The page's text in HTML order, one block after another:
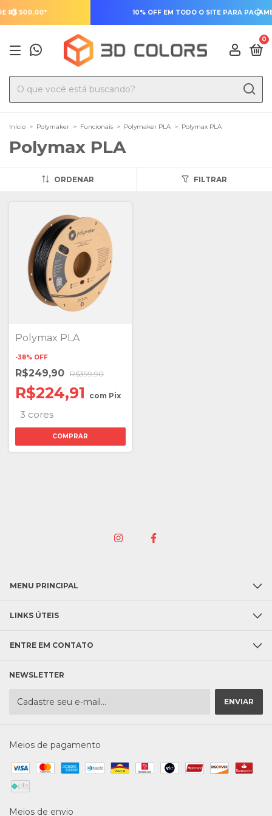
10% OFF EM TODO O SITE PARA PAGAMENTO COM PIX
0
Início > Polymaker > Funcionais > Polymaker PLA > Polymax PLA
Polymax PLA
ORDENAR FILTRAR
Polymax PLA
-38% OFF
R$249,90 R$399,90
R$224,91 com Pix
3 cores
COMPRAR
MENU PRINCIPAL
LINKS ÚTEIS
ENTRE EM CONTATO
NEWSLETTER
Meios de pagamento
Meios de envio